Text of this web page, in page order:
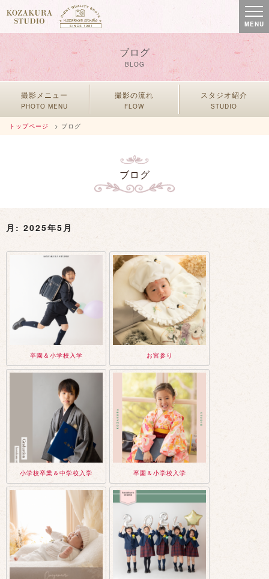
MENU
ブログ
BLOG
撮影メニュー
PHOTO MENU
撮影の流れ
FLOW
スタジオ紹介
STUDIO
トップページ > ブログ
ブログ
月: 2025年5月
卒園＆小学校入学 お宮参り
小学校卒業＆中学校入学 卒園＆小学校入学